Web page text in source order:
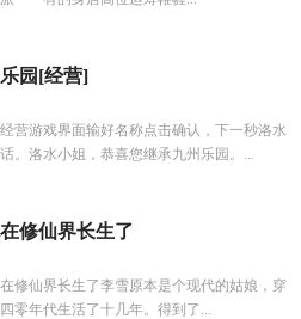
园[经营]
营游戏界面输好名称点击确认，下一秒洛水
。洛水小姐，恭喜您继承九州乐园。...
修仙界长生了
修仙界长生了李雪原本是个现代的姑娘，穿
零年代生活了十几年。得到了...